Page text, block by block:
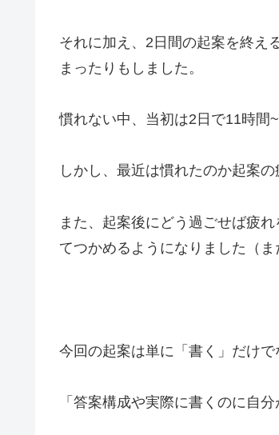
それに加え、2日間の起案を終え
まったりもしました。
慣れない中、当初は2日で11時間
しかし、最近は慣れたのか起案
また、起案後にどう過ごせば疲
てつかめるようになりました（ま
今回の起案は単に「書く」だけで
「答案構成や実際に書くのに自